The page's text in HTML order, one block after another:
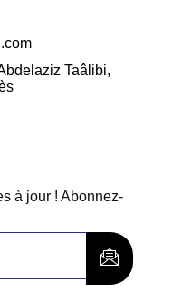
Taâlibi,
à jour ! Abonnez-